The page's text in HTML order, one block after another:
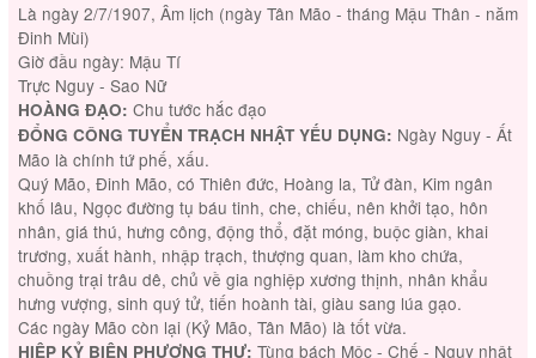
Là ngày 2/7/1907, Âm lịch (ngày Tân Mão - tháng Mậu Thân - năm
Đinh Mùi)
Giờ đầu ngày: Mậu Tí
Trực Nguy - Sao Nữ
HOÀNG ĐẠO: Chu tước hắc đạo
ĐỔNG CÔNG TUYỂN TRẠCH NHẬT YẾU DỤNG: Ngày Nguy - Ất
Mão là chính tứ phế, xấu.
Quý Mão, Đinh Mão, có Thiên đức, Hoàng la, Tử đàn, Kim ngân
khố lâu, Ngọc đường tụ báu tinh, che, chiếu, nên khởi tạo, hôn
nhân, giá thú, hưng công, động thổ, đặt móng, buộc giàn, khai
trương, xuất hành, nhập trạch, thượng quan, làm kho chứa,
chuồng trại trâu dê, chủ về gia nghiệp xương thịnh, nhân khẩu
hưng vượng, sinh quý tử, tiến hoành tài, giàu sang lúa gạo.
Các ngày Mão còn lại (Kỷ Mão, Tân Mão) là tốt vừa.
HIỆP KỶ BIỆN PHƯƠNG THƯ: Tùng bách Mộc - Chế - Nguy nhật